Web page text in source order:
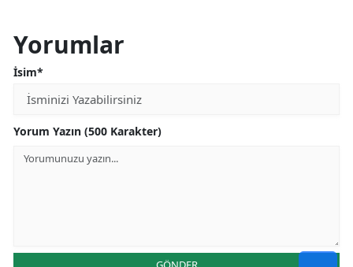
Yorumlar
İsim*
Yorum Yazın (500 Karakter)